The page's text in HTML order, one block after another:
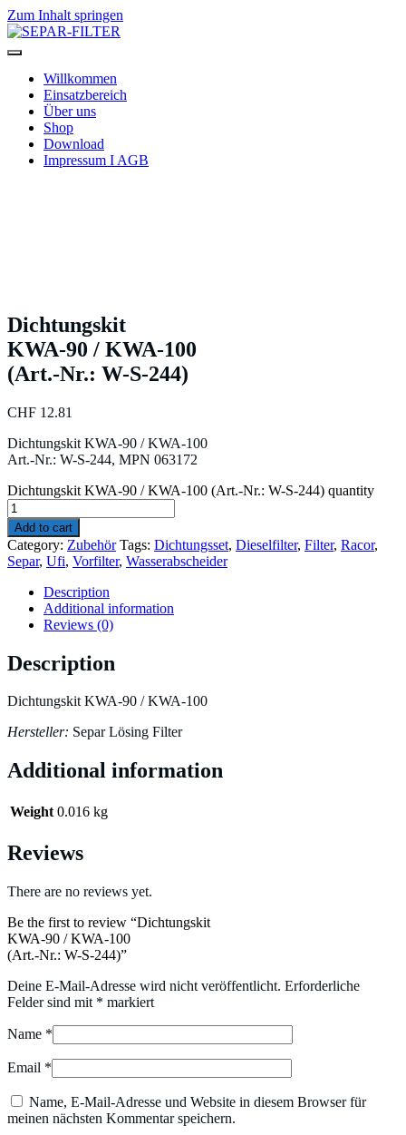
Zum Inhalt springen
SEPAR-FILTER
Willkommen
Einsatzbereich
Über uns
Shop
Download
Impressum I AGB
Dichtungskit
KWA-90 / KWA-100
(Art.-Nr.: W-S-244)
CHF 12.81
Dichtungskit KWA-90 / KWA-100
Art.-Nr.: W-S-244, MPN 063172
Dichtungskit KWA-90 / KWA-100 (Art.-Nr.: W-S-244) quantity
Add to cart
Category: Zubehör Tags: Dichtungsset, Dieselfilter, Filter, Racor,
Separ, Ufi, Vorfilter, Wasserabscheider
Description
Additional information
Reviews (0)
Description
Dichtungskit KWA-90 / KWA-100
Hersteller: Separ Lösing Filter
Additional information
Weight 0.016 kg
Reviews
There are no reviews yet.
Be the first to review “Dichtungskit
KWA-90 / KWA-100
(Art.-Nr.: W-S-244)”
Deine E-Mail-Adresse wird nicht veröffentlicht. Erforderliche
Felder sind mit * markiert
Name *
Email *
Name, E-Mail-Adresse und Website in diesem Browser für
meinen nächsten Kommentar speichern.